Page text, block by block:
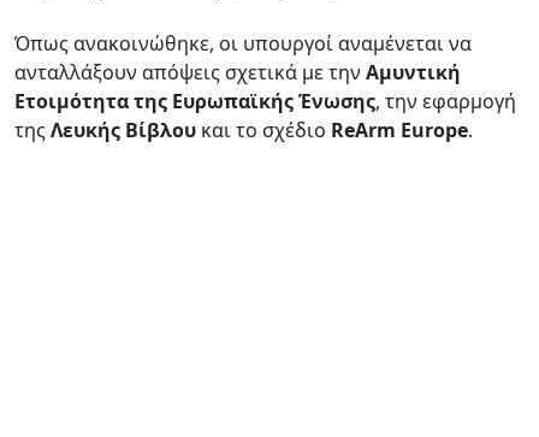
Όπως ανακοινώθηκε, οι υπουργοί αναμένεται να
ανταλλάξουν απόψεις σχετικά με την Αμυντική
Ετοιμότητα της Ευρωπαϊκής Ένωσης, την εφαρμογή
τηςΛευκής Βίβλου και το σχέδιο ReArm Europe.